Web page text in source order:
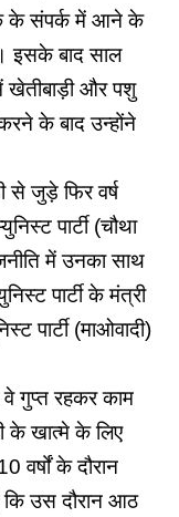
के संपर्क में आने के
इसके बाद साल
खेतीबाड़ी और पशु
के बाद उन्होंने
जुड़े फिर वर्ष
पार्टी (चौथा
में उनका साथ
पार्टी के मंत्री
पार्टी (माओवादी)
गुप्त रहकर काम
के खात्मे के लिए
वर्षों के दौरान
उस दौरान आठ